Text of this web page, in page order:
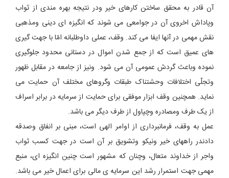
آن قادر به محقق ساختن کارهای خیر ودر نتیجه بهره مندی از ثواب
وپاداش اخروی آن در جوامعی می شوند که انگیزه ای دینی ومذهبی
نقش مهمی در آنها ایفا می کند. وقف، عملی داوطلبانه امّا با جهت گیری
های عمیق است که از جمع شدن اموال در دستانی محدود جلوگیری
نموده وباعث گردش عمومی آن می شود. ونیز از جامعه در مقابل ظهور
وتجلّی اختلافات وحشتناک طبقات وگروهای مختلف آن حمایت می
نماید. همچنین وقف ابزار موفقی برای حمایت از سرمایه در برابر اسراف
از یک طرف ومصادره وچپاول از طرف دیگر می باشد.
عمل به وقف، فرمانبرداری از اوامر الهی است، مبنی بر انفاق وصدقه
دادندر راههای خیر ونیکو وتشویق بر آن است در جهت کسب ثواب
واجر از خداوند متعال، وچنان که مشهور است چنین انگیزه ای، منبع
مهمی جهت استمرار رشد این سرمایه ی مالی برای اعمال خیر می باشد.